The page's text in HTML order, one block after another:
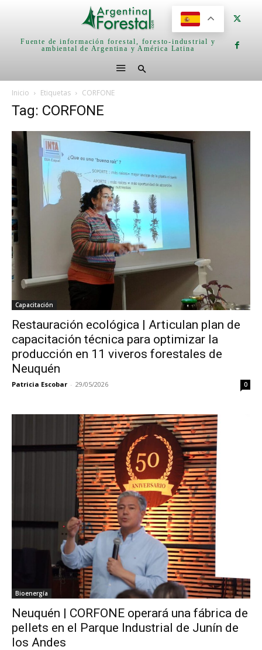
Fuente de información forestal, foresto-industrial y
ambiental de Argentina y América Latina
Inicio Etiquetas CORFONE
Tag: CORFONE
Capacitación
Restauración ecológica | Articulan plan de
capacitación técnica para optimizar la
producción en 11 viveros forestales de
Neuquén
Patricia Escobar - 29/05/2026 0
Bioenergía
Neuquén | CORFONE operará una fábrica de
pellets en el Parque Industrial de Junín de
los Andes